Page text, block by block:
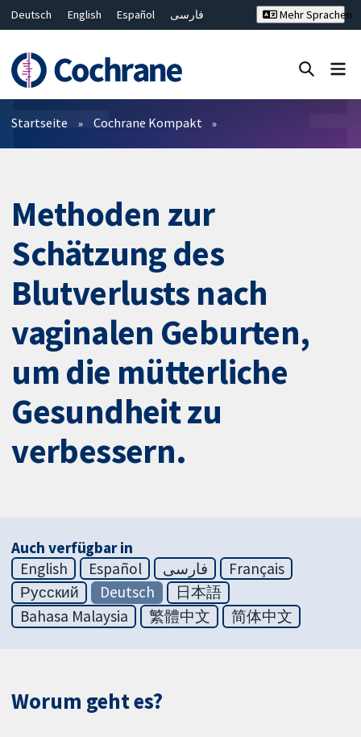
Deutsch English Español
فارسی
Bahasa Malaysia
ไทย
繁體中文
简体中文
Mehr Sprachen
Filter
Startseite Cochrane Kompakt
Methoden zur
Schätzung des
Blutverlusts nach
vaginalen Geburten,
um die mütterliche
Gesundheit zu
verbessern.
Auch verfügbar in
English
Español فارسی
Français
Русский
Deutsch
日本語
Bahasa Malaysia
繁體中文 简体中文
Worum geht es?